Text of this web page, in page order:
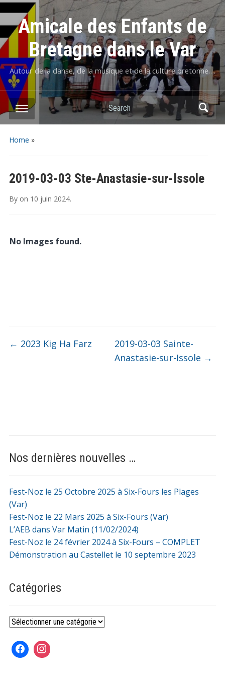
Amicale des Enfants de
Bretagne dans le Var
Autour de la danse, de la musique et de la culture bretonne….
Home »
2019-03-03 Ste-Anastasie-sur-Issole
By on 10 juin 2024.
No Images found.
← 2023 Kig Ha Farz
2019-03-03 Sainte-
Anastasie-sur-Issole →
Nos dernières nouvelles …
Fest-Noz le 25 Octobre 2025 à Six-Fours les Plages
(Var)
Fest-Noz le 22 Mars 2025 à Six-Fours (Var)
L’AEB dans Var Matin (11/02/2024)
Fest-Noz le 24 février 2024 à Six-Fours – COMPLET
Démonstration au Castellet le 10 septembre 2023
Catégories
Catégories